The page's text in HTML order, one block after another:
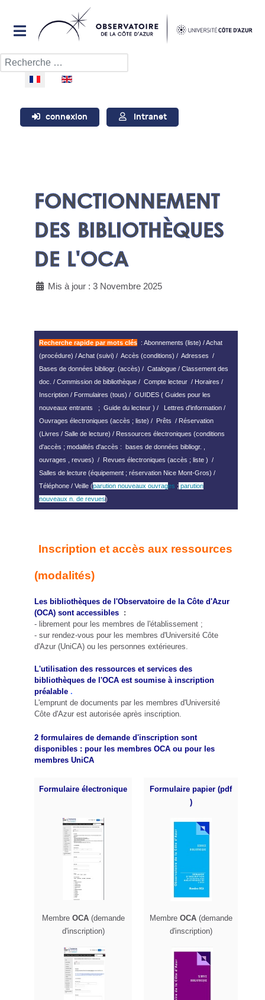
Rechercher
Sélectionnez votre langue
connexion Intranet
FONCTIONNEMENT
DES BIBLIOTHÈQUES
DE L'OCA
Mis à jour : 3 Novembre 2025
Recherche rapide par mots clés : Abonnements (liste) /Achat
(procédure) /Achat (suivi) / Accès (conditions) / Adresses /
Bases de données bibliogr. (accès) / Catalogue / Classement des
doc. / Commission de bibliothèque / Compte lecteur / Horaires /
Inscription / Formulaires (tous) / GUIDES ( Guides pour les
nouveaux entrants
; Guide du lecteur ) / Lettres d'information /
Ouvrages électroniques (accès ; liste) / Prêts / Réservation
(Livres / Salle de lecture) / Ressources électroniques (conditions
d'accès ; modalités d'accès : bases de données bibliogr.
ouvrages
revues) / Revues électroniques (accès ; liste ) /
Salles de lecture (équipement ; réservation Nice Mont-Gros) /
Téléphone / Veille (parution nouveaux ouvrages ; parution
nouveaux n. de revues)
Inscription et accès aux ressources
(modalités)
Les bibliothèques de l'Observatoire de la Côte d'Azur
(OCA) sont accessibles :
- librement pour les membres de l'établissement ;
- sur rendez-vous pour les membres d'Université Côte
d'Azur (UniCA) ou les personnes extérieures.
L'utilisation des ressources et services des
bibliothèques de l'OCA est soumise à inscription
préalable .
L'emprunt de documents par les membres d'Université
Côte d'Azur est autorisée après inscription.
2 formulaires de demande d'inscription sont
disponibles : pour les membres OCA ou pour les
membres UniCA
Formulaire électronique
Formulaire papier (pdf
)
Membre OCA (demande
d'inscription)
Membre OCA(demande
d'inscription)